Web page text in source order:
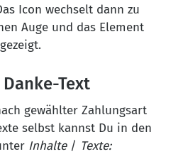
Icon wechselt dann zu
Auge und das Element
Text
gewählter Zahlungsart
selbst kannst Du in den
Inhalte/ Texte: